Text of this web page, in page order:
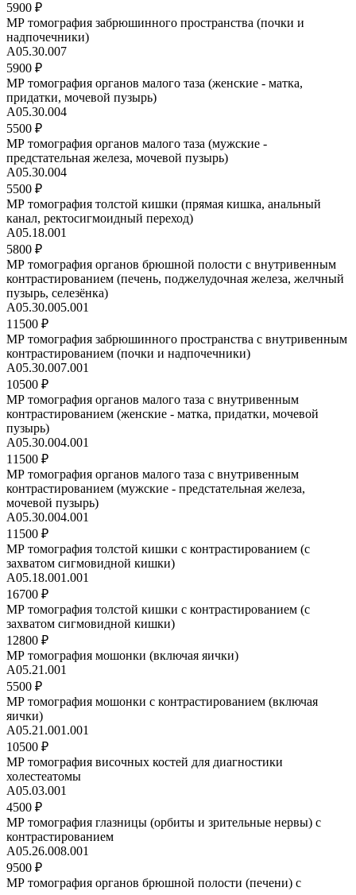
5900 ₽
МР томография забрюшинного пространства (почки и
надпочечники)
A05.30.007
5900 ₽
МР томография органов малого таза (женские - матка,
придатки, мочевой пузырь)
A05.30.004
5500 ₽
МР томография органов малого таза (мужские -
предстательная железа, мочевой пузырь)
А05.30.004
5500 ₽
МР томография толстой кишки (прямая кишка, анальный
канал, ректосигмоидный переход)
А05.18.001
5800 ₽
МР томография органов брюшной полости с внутривенным
контрастированием (печень, поджелудочная железа, желчный
пузырь, селезёнка)
A05.30.005.001
11500 ₽
МР томография забрюшинного пространства с внутривенным
контрастированием (почки и надпочечники)
A05.30.007.001
10500 ₽
МР томография органов малого таза с внутривенным
контрастированием (женские - матка, придатки, мочевой
пузырь)
A05.30.004.001
11500 ₽
МР томография органов малого таза с внутривенным
контрастированием (мужские - предстательная железа,
мочевой пузырь)
A05.30.004.001
11500 ₽
МР томография толстой кишки с контрастированием (с
захватом сигмовидной кишки)
А05.18.001.001
16700 ₽
МР томография толстой кишки с контрастированием (с
захватом сигмовидной кишки)
12800 ₽
МР томография мошонки (включая яички)
А05.21.001
5500 ₽
МР томография мошонки с контрастированием (включая
яички)
A05.21.001.001
10500 ₽
МР томография височных костей для диагностики
холестеатомы
А05.03.001
4500 ₽
МР томография глазницы (орбиты и зрительные нервы) с
контрастированием
А05.26.008.001
9500 ₽
МР томография органов брюшной полости (печени) с